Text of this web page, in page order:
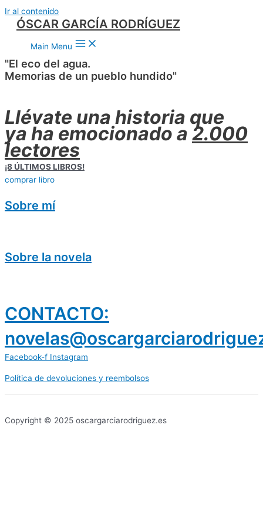
Ir al contenido
ÓSCAR GARCÍA RODRÍGUEZ
Main Menu
"El eco del agua.
Memorias de un pueblo hundido"
Llévate una historia que
ya ha emocionado a 2.000
lectores
¡8 ÚLTIMOS LIBROS!
comprar libro
Sobre mí
Sobre la novela
CONTACTO:
Facebook-f Instagram
Política de devoluciones y reembolsos
Copyright © 2025 oscargarciarodriguez.es